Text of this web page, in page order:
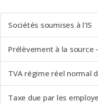
Sociétés soumises à l'IS
Prélèvement à la source
TVA régime réel normal
Taxe due par les